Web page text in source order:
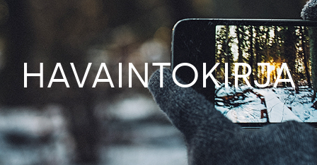
HAVAINTOKIRJA